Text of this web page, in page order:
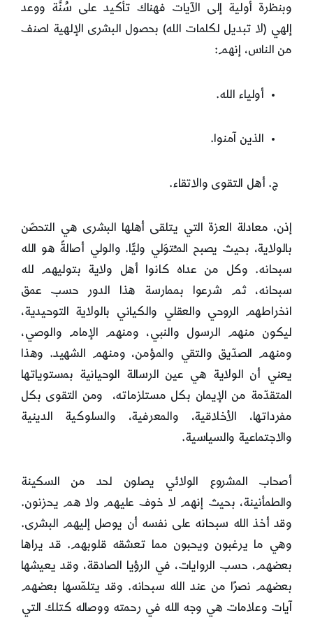
وبنظرة أولية إلى الآيات فهناك تأكيد على سُنَّة ووعد
إلهي (لا تبديل لكلمات الله) بحصول البشرى الإلهية لصنف
من الناس، إنهم:
أولياء الله.
الذين آمنوا.
ج. أهل التقوى والاتقاء.
إذن، معادلة العزة التي يتلقى أهلها البشرى هي التحصّن
بالولاية، بحيث يصبح المـُتوَلي وليًّا. والولي أصالةً هو الله
سبحانه. وكل من عداه كانوا أهل ولاية بتوليهم لله
سبحانه، ثم شرعوا بممارسة هذا الدور حسب عمق
انخراطهم الروحي والعقلي والكياني بالولاية التوحيدية،
ليكون منهم الرسول والنبي، ومنهم الإمام والوصي،
ومنهم الصدّيق والتقي والمؤمن، ومنهم الشهيد. وهذا
يعني أن الولاية هي عين الرسالة الوحيانية بمستوياتها
المتقدّمة من الإيمان بكل مستلزماته، ومن التقوى بكل
مفرداتها، الأخلاقية، والمعرفية، والسلوكية الدينية
والاجتماعية والسياسية.
أصحاب المشروع الولائي يصلون لحد من السكينة
والطمأنينة، بحيث إنهم لا خوف عليهم ولا هم يحزنون.
وقد أخذ الله سبحانه على نفسه أن يوصل إليهم البشرى.
وهي ما يرغبون ويحبون مما تعشقه قلوبهم. قد يراها
بعضهم، حسب الروايات، في الرؤيا الصادقة، وقد يعيشها
بعضهم نصرًا من عند الله سبحانه. وقد يتلمّسها بعضهم
آيات وعلامات هي وجه الله في رحمته ووصاله كتلك التي